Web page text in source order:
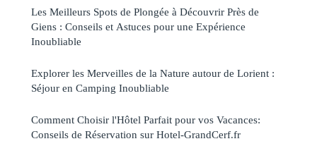
Les Meilleurs Spots de Plongée à Découvrir Près de
Giens : Conseils et Astuces pour une Expérience
Inoubliable
Explorer les Merveilles de la Nature autour de Lorient :
Séjour en Camping Inoubliable
Comment Choisir l'Hôtel Parfait pour vos Vacances:
Conseils de Réservation sur Hotel-GrandCerf.fr